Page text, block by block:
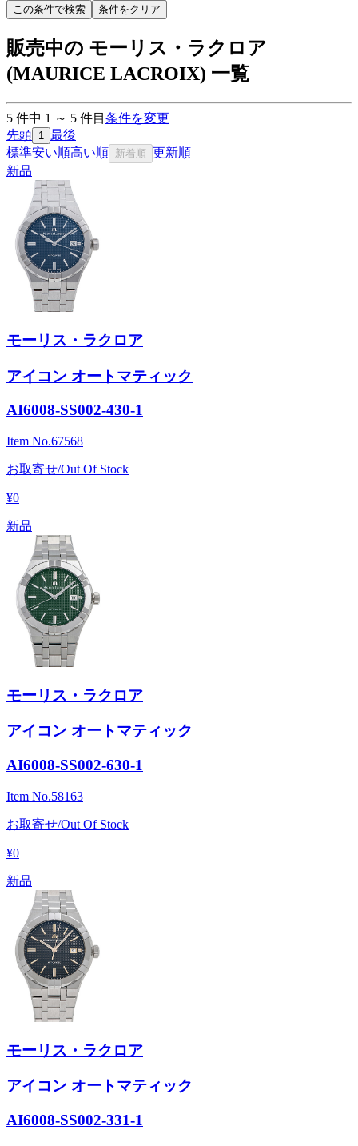
この条件で検索
条件をクリア
販売中の モーリス・ラクロア
(MAURICE LACROIX) 一覧
5 件中 1 ～ 5 件目 条件を変更
先頭 1 最後
標準安い順高い順 新着順 更新順
新品
モーリス・ラクロア
アイコン オートマティック
AI6008-SS002-430-1
Item No.67568
お取寄せ/Out Of Stock
¥0
新品
モーリス・ラクロア
アイコン オートマティック
AI6008-SS002-630-1
Item No.58163
お取寄せ/Out Of Stock
¥0
新品
モーリス・ラクロア
アイコン オートマティック
AI6008-SS002-331-1